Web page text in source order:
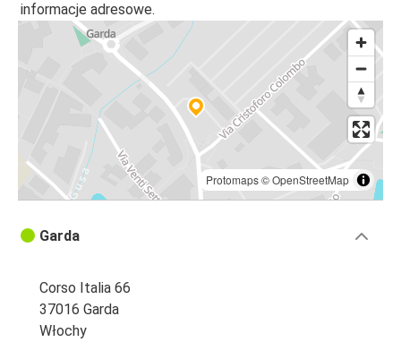
informacje adresowe.
Protomaps©OpenStreetMap
Garda
Corso Italia 66
37016 Garda
Włochy